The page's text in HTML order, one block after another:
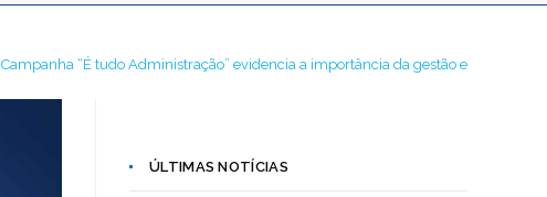
Campanha “É tudo Administração” evidencia a importância da gestão em todos os
ÚLTIMAS NOTÍCIAS